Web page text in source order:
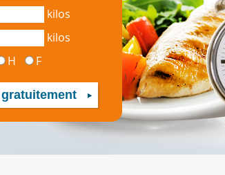
kilos
kilos
H F